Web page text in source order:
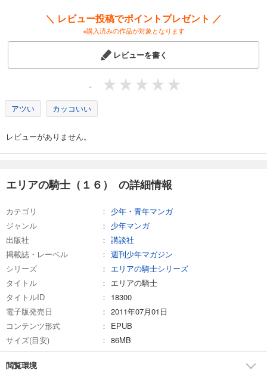
あらすじを表示する
エリアの騎士（２３）
円 (税込)
594円 (税込)
あらすじを表示する
エリアの騎士（２５）
あらすじを表示する
エリアの騎士（２６）
試し読み
＼ レビュー投稿でポイントプレゼント ／
※購入済みの作品が対象となります
レビューを書く
-
アツい カッコいい
レビューがありません。
エリアの騎士（１６） の詳細情報
カテゴリ
少年・青年マンガ
ジャンル
少年マンガ
出版社
講談社
掲載誌・レーベル
週刊少年マガジン
シリーズ
エリアの騎士シリーズ
タイトル
エリアの騎士
タイトルID
18300
電子版発売日
2011年07月01日
コンテンツ形式
EPUB
サイズ(目安)
86MB
閲覧環境